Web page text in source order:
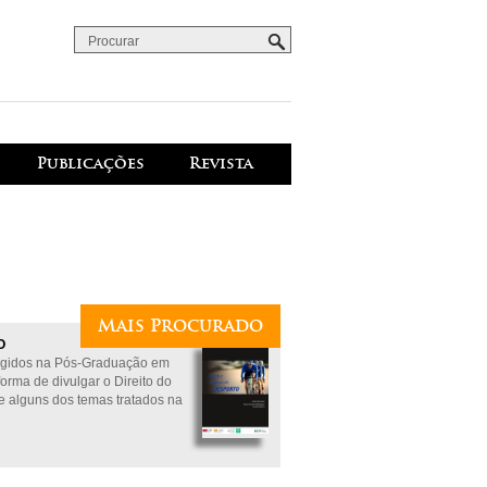
Formulário de procura
Revista
Publicações
Mais Procurado
na Pós-Graduação em
de divulgar o Direito do
alguns dos temas tratados na